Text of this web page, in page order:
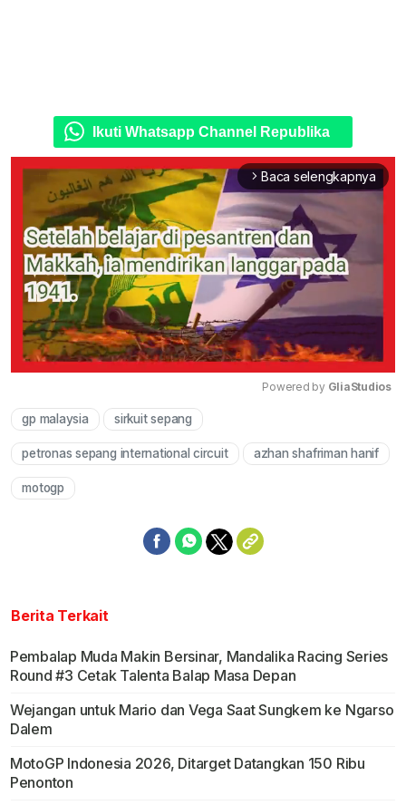
Ikuti Whatsapp Channel Republika
arrow_forward_ios Baca selengkapnya
Powered by GliaStudios
gp malaysia sirkuit sepang
petronas sepang international circuit azhan shafriman hanif
motogp
Berita Terkait
Pembalap Muda Makin Bersinar, Mandalika Racing Series
Round #3 Cetak Talenta Balap Masa Depan
Wejangan untuk Mario dan Vega Saat Sungkem ke Ngarso
Dalem
MotoGP Indonesia 2026, Ditarget Datangkan 150 Ribu
Penonton